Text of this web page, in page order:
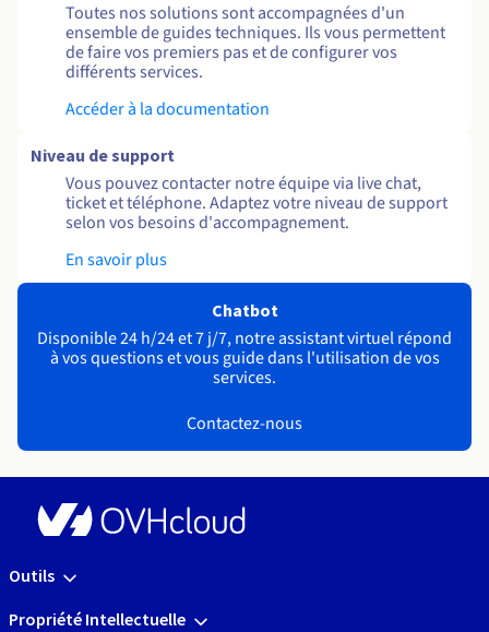
Toutes nos solutions sont accompagnées d'un
ensemble de guides techniques. Ils vous permettent
de faire vos premiers pas et de configurer vos
différents services.
Accéder à la documentation
Niveau de support
Vous pouvez contacter notre équipe via live chat,
ticket et téléphone. Adaptez votre niveau de support
selon vos besoins d'accompagnement.
En savoir plus
Chatbot
Disponible 24 h/24 et 7 j/7, notre assistant virtuel répond
à vos questions et vous guide dans l'utilisation de vos
services.
Contactez-nous
Outils
Propriété Intellectuelle